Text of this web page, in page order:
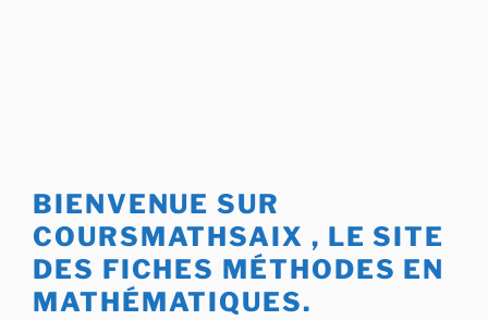
BIENVENUE SUR
COURSMATHSAIX , LE SITE
DES FICHES MÉTHODES EN
MATHÉMATIQUES.